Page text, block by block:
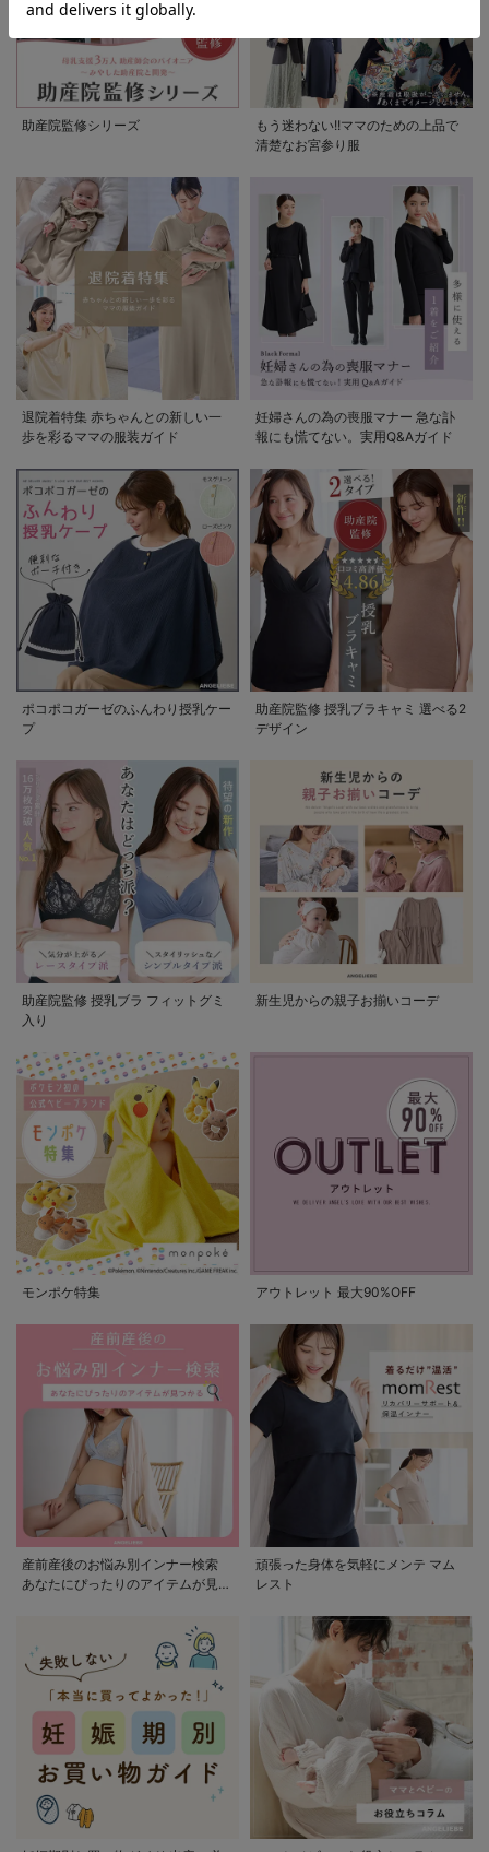
助産院監修シリーズ
もう迷わない!!ママのための上品で
清楚なお宮参り服
退院着特集 赤ちゃんとの新しい一
歩を彩るママの服装ガイド
妊婦さんの為の喪服マナー 急な訃
報にも慌てない。実用Q&Aガイド
ポコポコガーゼのふんわり授乳ケー
プ
助産院監修 授乳ブラキャミ 選べる2
デザイン
助産院監修 授乳ブラ フィットグミ
入り
新生児からの親子お揃いコーデ
モンポケ特集 アウトレット 最大90%OFF
産前産後のお悩み別インナー検索
あなたにぴったりのアイテムが見つ
頑張った身体を気軽にメンテ マム
レスト